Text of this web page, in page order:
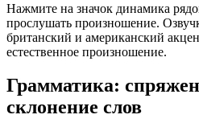
Нажмите на значок динамика
прослушать произношение.
британский и американский
естественное произношение.
Грамматика:
склонение слов